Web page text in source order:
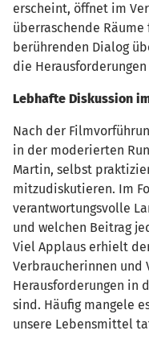
erscheint, öffnet im
überraschende
berührenden Dialog
die
Lebhafte Diskussion
Nach der
in der moderierten
Martin, selbst
mitzudiskutieren. Im
verantwortungsvolle
und welchen Beitrag
Viel Applaus erhielt
Verbraucherinnen
Herausforderungen in
sind. Häufig mangele
unsere Lebensmittel